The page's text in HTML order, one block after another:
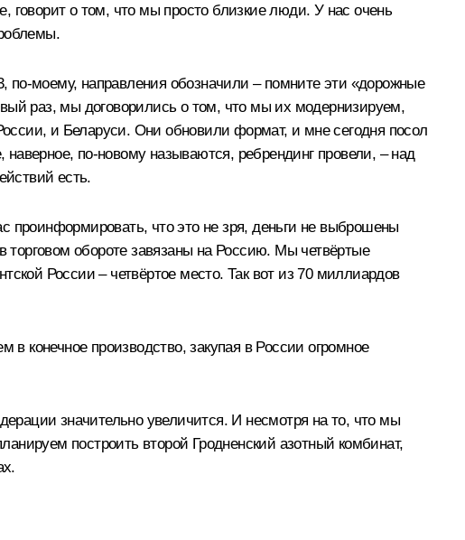
говорит о том, что мы просто близкие люди. У нас очень
моему, направления обозначили – помните эти «дорожные
раз, мы договорились о том, что мы их модернизируем,
и Беларуси. Они обновили формат, и мне сегодня посол
по-новому называются, ребрендинг провели, – над
есть.
проинформировать, что это не зря, деньги не выброшены
обороте завязаны на Россию. Мы четвёртые
России – четвёртое место. Так вот из 70 миллиардов
конечное производство, закупая в России огромное
значительно увеличится. И несмотря на то, что мы
построить второй Гродненский азотный комбинат,